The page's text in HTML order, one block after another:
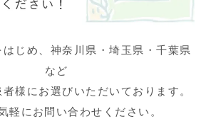
じめ、神奈川県・埼玉県・千葉県
など
様にお選びいただいております。
軽にお問い合わせください。